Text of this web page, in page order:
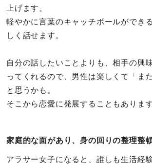
上げます。
軽やかに言葉のキャッチボールができ
しく話せます。
自分の話したいことよりも、相手の興
ってくれるので、男性は楽しくて「ま
と思うかも。
そこから恋愛に発展することもあります
家庭的な面があり、身の回りの整理整
アラサー女子になると、誰しも生活経